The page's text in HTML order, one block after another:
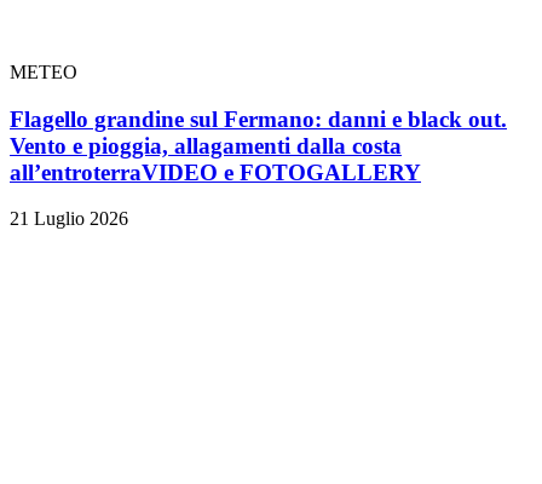
METEO
Flagello grandine sul Fermano: danni e black out.
Vento e pioggia, allagamenti dalla costa
all’entroterraVIDEO e FOTOGALLERY
21 Luglio 2026